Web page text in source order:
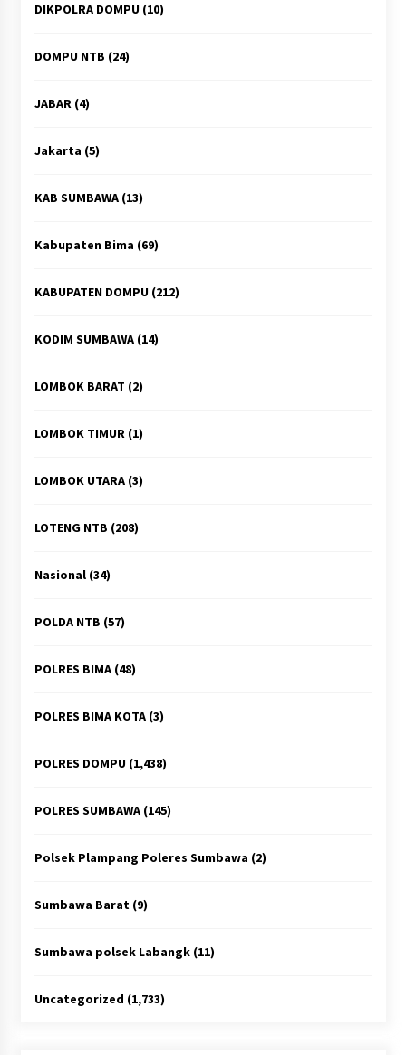
DIKPOLRA DOMPU(10)
DOMPU NTB (24)
JABAR(4)
Jakarta (5)
KAB SUMBAWA(13)
Kabupaten Bima (69)
KABUPATEN DOMPU(212)
KODIM SUMBAWA(14)
LOMBOK BARAT (2)
LOMBOK TIMUR(1)
LOMBOK UTARA(3)
LOTENG NTB (208)
Nasional(34)
POLDA NTB (57)
POLRES BIMA(48)
POLRES BIMA KOTA(3)
POLRES DOMPU(1,438)
POLRES SUMBAWA(145)
Polsek Plampang Poleres Sumbawa (2)
Sumbawa Barat(9)
Sumbawa polsek Labangk(11)
Uncategorized (1,733)